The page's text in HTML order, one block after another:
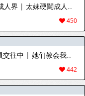
[Ggeonde & 人生初心者 &基里] 太妹硬闯成人界 | 太妹硬闖成人界 1-40 [Chinese] [Ongoing]
450
[MOGUMOGU & Seokji] 全员交往中 | 全員交往中 | 她们教会我的事 | 她們教會我的事 1-41 [Chinese] [Ongoing]
442